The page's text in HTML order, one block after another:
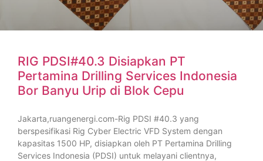
RIG PDSI#40.3 Disiapkan PT
Pertamina Drilling Services Indonesia
Bor Banyu Urip di Blok Cepu
Jakarta,ruangenergi.com-Rig PDSI #40.3 yang
berspesifikasi Rig Cyber Electric VFD System dengan
kapasitas 1500 HP, disiapkan oleh PT Pertamina Drilling
Services Indonesia (PDSI) untuk melayani clientnya,